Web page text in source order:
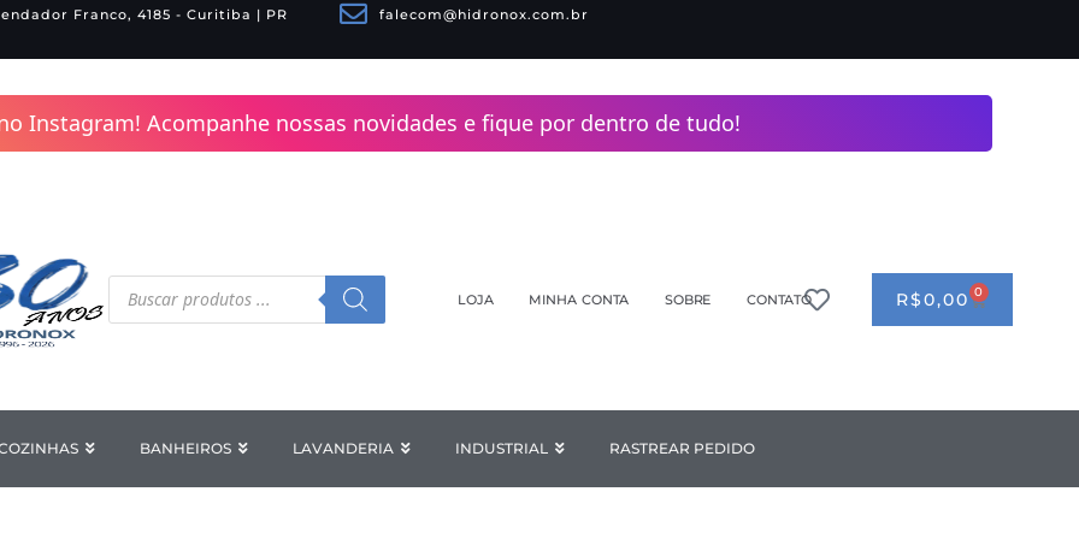
Franco, 4185 - Curitiba | PR falecom@hidronox.com.br
Instagram! Acompanhe nossas novidades e fique por dentro de tudo!
Pesquisar
produtos LOJA MINHA CONTA SOBRE CONTATO R$0,00 0 CART
Open COZINHAS
BANHEIROS Open BANHEIROS
LAVANDERIA Open LAVANDERIA
INDUSTRIAL Open INDUSTRIAL
RASTREAR PEDIDO